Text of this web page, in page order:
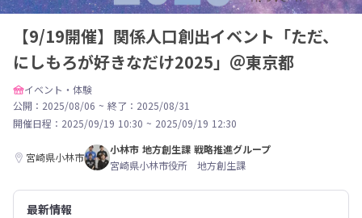
【9/19開催】関係人口創出イベント「ただ、
にしもろが好きなだけ2025」＠東京都
イベント・体験
公開：2025/08/06 ~ 終了：2025/08/31
開催日程： 2025/09/19 10:30 ~ 2025/09/19 12:30
宮崎県小林市
小林市 地方創生課 戦略推進グループ
宮崎県小林市役所 地方創生課
最新情報